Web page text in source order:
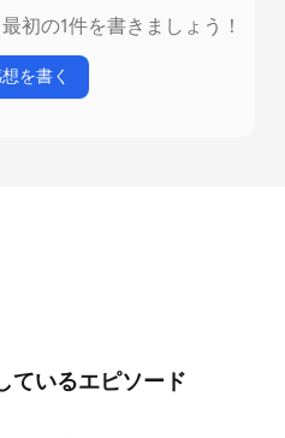
初の1件を書きましょう！
を書く
ているエピソード